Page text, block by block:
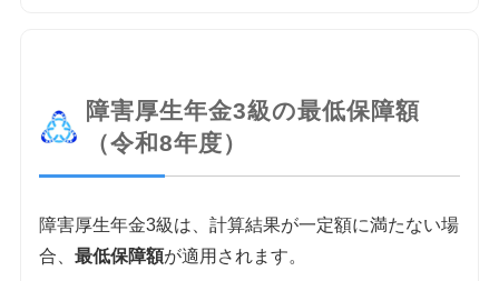
障害厚生年金3級の最低保障額
（令和8年度）
障害厚生年金3級は、計算結果が一定額に満たない場
合、 最低保障額が適用されます。